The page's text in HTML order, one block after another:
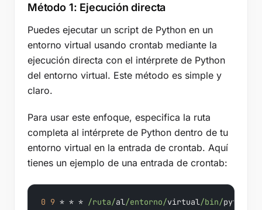
Método 1: Ejecución directa
Puedes ejecutar un script de Python en un
entorno virtual usando crontab mediante la
ejecución directa con el intérprete de Python
del entorno virtual. Este método es simple y
claro.
Para usar este enfoque, especifica la ruta
completa al intérprete de Python dentro de tu
entorno virtual en la entrada de crontab. Aquí
tienes un ejemplo de una entrada de crontab:
0 9 * * * /ruta/al/entorno/virtual/bin/python